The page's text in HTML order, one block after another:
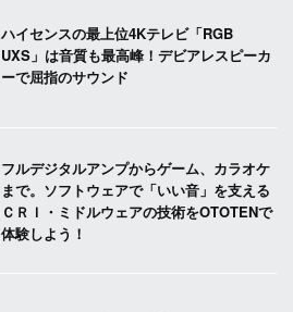
ハイセンスの最上位4Kテレビ「RGB
UXS」は音質も最高峰！デビアレスピーカ
ーで屈指のサウンド
フルデジタルアンプからゲーム、カラオケ
まで。ソフトウェアで「いい音」を支える
ＣＲＩ・ミドルウェアの技術をOTOTENで
体験しよう！